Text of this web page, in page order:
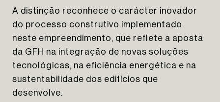
A distinção reconhece o carácter inovador
do processo construtivo implementado
neste empreendimento, que reflete a aposta
da GFH na integração de novas soluções
tecnológicas, na eficiência energética e na
sustentabilidade dos edifícios que
desenvolve.